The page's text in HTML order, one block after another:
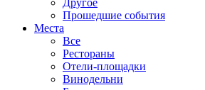
Другое
Прошедшие события
Места
Все
Рестораны
Отели-площадки
Винодельни